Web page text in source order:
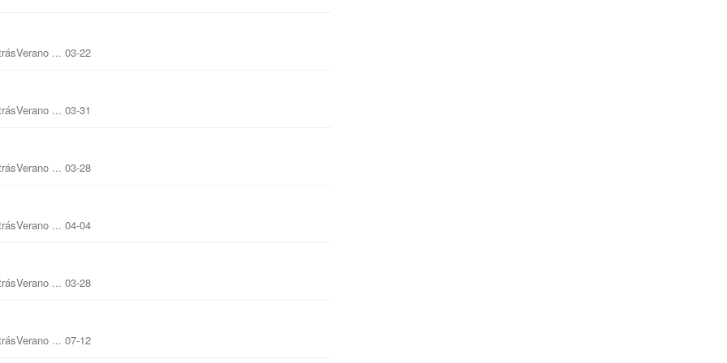
... 03-22
... 03-31
... 03-28
... 04-04
... 03-28
... 07-12